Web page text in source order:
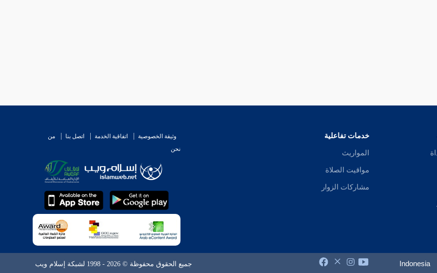
خدمات تفاعلية
المواريث
مواقيت الصلاة
مشاركات الزوار
وثيقة الخصوصية اتفاقية الخدمة اتصل بنا
من
نحن
Indonesia جميع الحقوق محفوظة © 2026 - 1998 لشبكة إسلام ويب